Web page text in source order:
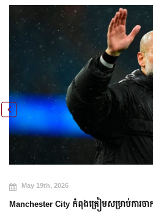
May 19th, 2026
Manchester City កំពុងត្រៀមសម្រាប់ការ